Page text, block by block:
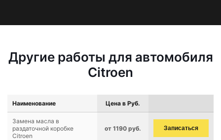
Другие работы для автомобиля
Citroen
Наименование Цена в Руб.
Замена масла в
раздаточной коробке
Citroen
от 1190 руб. Записаться